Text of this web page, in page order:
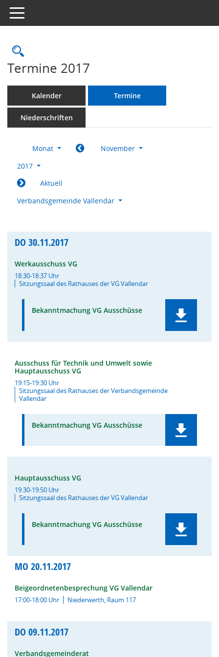
Toggle navigation
Rechercheauswahl
Termine 2017
Kalender Termine
Niederschriften
Monat
November
2017
Aktuell
Verbandsgemeinde Vallendar
DO 30.11.2017
Werkausschuss VG
18:30-18:37 Uhr
Sitzungssaal des Rathauses der VG Vallendar
Bekanntmachung VG Ausschüsse
Ausschuss für Technik und Umwelt sowie
Hauptausschuss VG
19:15-19:30 Uhr
Sitzungssaal des Rathauses der Verbandsgemeinde
Vallendar
Bekanntmachung VG Ausschüsse
Hauptausschuss VG
19:30-19:50 Uhr
Sitzungssaal des Rathauses der VG Vallendar
Bekanntmachung VG Ausschüsse
MO 20.11.2017
Beigeordnetenbesprechung VG Vallendar
17:00-18:00 Uhr Niederwerth, Raum 117
DO 09.11.2017
Verbandsgemeinderat